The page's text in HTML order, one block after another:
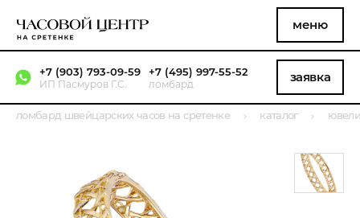
меню
+7 (903) 793-09-59
ИП Пасмуров Г.С.
+7 (495) 997-55-52
ломбард заявка
ломбард швейцарских часов на сретенке каталог